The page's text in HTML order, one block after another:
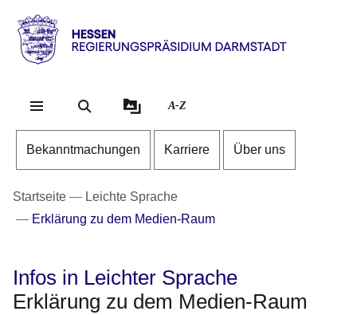
Direkt zum Kopf der
Direkt zum Inhalt
Direkt zum Fuß der
Hessen
RP
Darmstadt
A-Z
Bekanntmachungen Karriere Über uns
Startseite
Leichte Sprache
Erklärung zu dem Medien-Raum
Infos in Leichter Sprache
Erklärung zu dem Medien-Raum